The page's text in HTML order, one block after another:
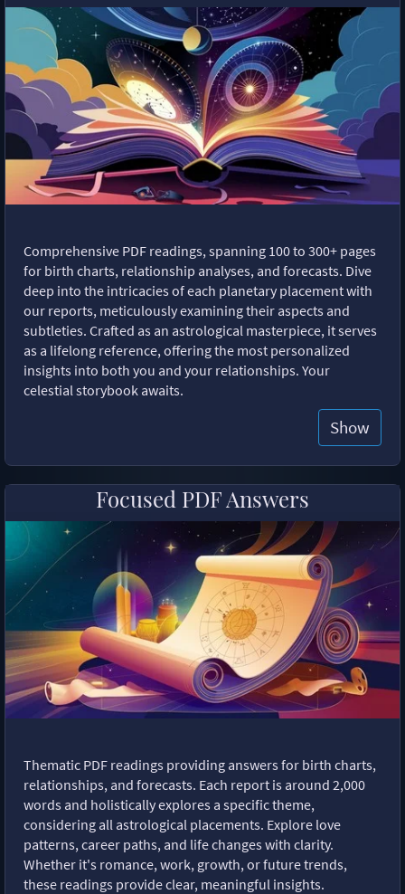
Comprehensive PDF readings, spanning 100 to 300+ pages
for birth charts, relationship analyses, and forecasts. Dive
deep into the intricacies of each planetary placement with
our reports, meticulously examining their aspects and
subtleties. Crafted as an astrological masterpiece, it serves
as a lifelong reference, offering the most personalized
insights into both you and your relationships. Your
celestial storybook awaits.
Show
Focused PDF Answers
Thematic PDF readings providing answers for birth charts,
relationships, and forecasts. Each report is around 2,000
words and holistically explores a specific theme,
considering all astrological placements. Explore love
patterns, career paths, and life changes with clarity.
Whether it's romance, work, growth, or future trends,
these readings provide clear, meaningful insights.